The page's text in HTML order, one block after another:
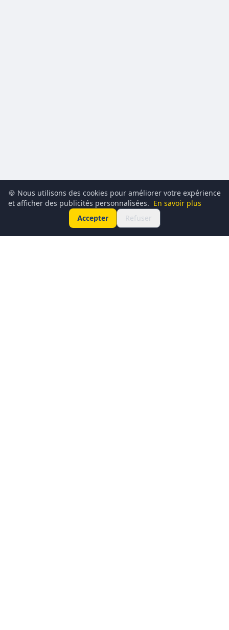
🍪 Nous utilisons des cookies pour améliorer votre expérience
et afficher des publicités personnalisées. En savoir plus
Accepter
Refuser